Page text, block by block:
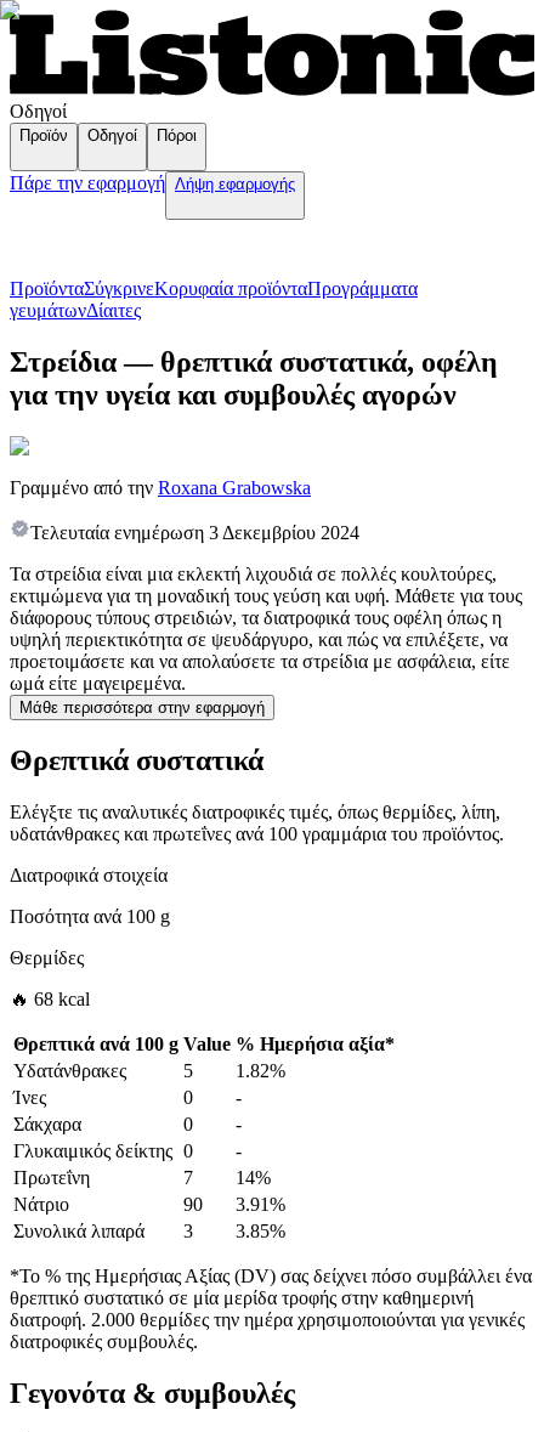
Οδηγοί
Προϊόν Οδηγοί Πόροι
Πάρε την εφαρμογή Λήψη εφαρμογής
ΠροϊόνταΣύγκρινεΚορυφαία προϊόνταПρογράμματα
γευμάτωνΔίαιτες
Στρείδια — θρεπτικά συστατικά, οφέλη
για την υγεία και συμβουλές αγορών
Γραμμένο από την Roxana Grabowska
Τελευταία ενημέρωση 3 Δεκεμβρίου 2024
Τα στρείδια είναι μια εκλεκτή λιχουδιά σε πολλές κουλτούρες,
εκτιμώμενα για τη μοναδική τους γεύση και υφή. Μάθετε για τους
διάφορους τύπους στρειδιών, τα διατροφικά τους οφέλη όπως η
υψηλή περιεκτικότητα σε ψευδάργυρο, και πώς να επιλέξετε, να
προετοιμάσετε και να απολαύσετε τα στρείδια με ασφάλεια, είτε
ωμά είτε μαγειρεμένα.
Μάθε περισσότερα στην εφαρμογή
Θρεπτικά συστατικά
Ελέγξτε τις αναλυτικές διατροφικές τιμές, όπως θερμίδες, λίπη,
υδατάνθρακες και πρωτεΐνες ανά 100 γραμμάρια του προϊόντος.
Διατροφικά στοιχεία
Ποσότητα ανά 100 g
Θερμίδες
🔥 68 kcal
Θρεπτικά ανά 100 g Value % Ημερήσια αξία*
Υδατάνθρακες
5
1.82%
Ίνες
0
-
Σάκχαρα
0
-
Γλυκαιμικός δείκτης 0
-
Πρωτεΐνη
7
14%
Νάτριο
90
3.91%
Συνολικά λιπαρά
3 3.85%
*Το % της Ημερήσιας Αξίας (DV) σας δείχνει πόσο συμβάλλει ένα
θρεπτικό συστατικό σε μία μερίδα τροφής στην καθημερινή
διατροφή. 2.000 θερμίδες την ημέρα χρησιμοποιούνται για γενικές
διατροφικές συμβουλές.
Γεγονότα & συμβουλές